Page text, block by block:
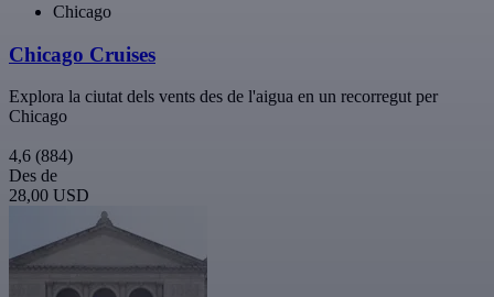
Chicago
Chicago Cruises
Explora la ciutat dels vents des de l'aigua en un recorregut per
Chicago
4,6 (884)
Des de
28,00 USD